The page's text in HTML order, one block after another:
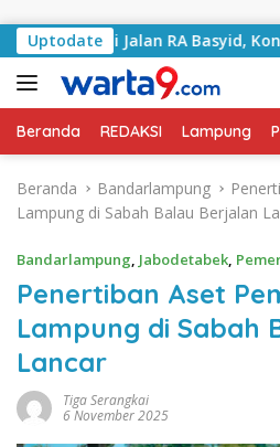
Uptodate
Jalan RA Basyid, Kontrak
Beranda REDAKSI Lampung
Beranda Bandarlampung
Lampung di Sabah Balau Berjalan
Bandarlampung, Jabodetabek,
Penertiban Aset
Lampung di Sabah
Lancar
Tiga Serangkai
6 November 2025